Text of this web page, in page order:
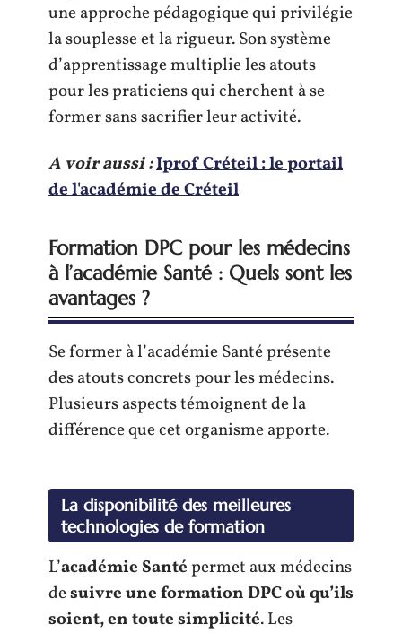
une approche pédagogique qui privilégie
la souplesse et la rigueur. Son système
d’apprentissage multiplie les atouts
pour les praticiens qui cherchent à se
former sans sacrifier leur activité.
A voir aussi :Iprof Créteil : le portail
de l'académie de Créteil
Formation DPC pour les médecins
à l’académie Santé : Quels sont les
avantages ?
Se former à l’académie Santé présente
des atouts concrets pour les médecins.
Plusieurs aspects témoignent de la
différence que cet organisme apporte.
La disponibilité des meilleures
technologies de formation
L’académie Santépermet aux médecins
desuivre une formation DPC où qu’ils
soient, en toute simplicité. Les